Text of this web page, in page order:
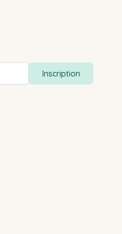
Adresse email
Inscription